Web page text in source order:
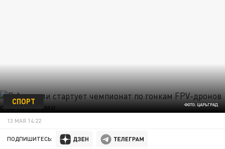
ФОТО: ЦАРЬГРАД
СПОРТ
13 МАЯ 14:22
ПОДПИШИТЕСЬ: